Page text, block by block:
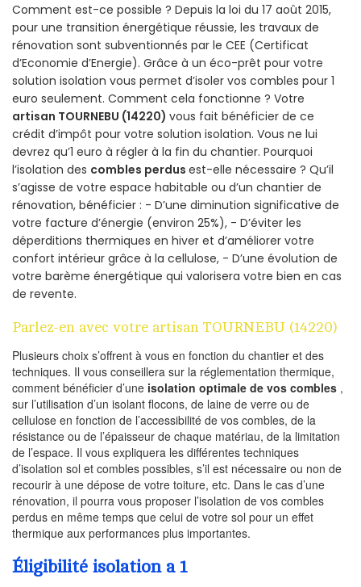
Comment est-ce possible ? Depuis la loi du 17 août 2015,
pour une transition énergétique réussie, les travaux de
rénovation sont subventionnés par le CEE (Certificat
d’Economie d’Energie). Grâce à un éco-prêt pour votre
solution isolation vous permet d’isoler vos combles pour 1
euro seulement. Comment cela fonctionne ? Votre
artisan TOURNEBU (14220) vous fait bénéficier de ce
crédit d’impôt pour votre solution isolation. Vous ne lui
devrez qu’1 euro à régler à la fin du chantier. Pourquoi
l’isolation des combles perdus est-elle nécessaire ? Qu’il
s’agisse de votre espace habitable ou d’un chantier de
rénovation, bénéficier : - D’une diminution significative de
votre facture d’énergie (environ 25%), - D’éviter les
déperditions thermiques en hiver et d’améliorer votre
confort intérieur grâce à la cellulose, - D’une évolution de
votre barème énergétique qui valorisera votre bien en cas
de revente.
Parlez-en avec votre artisan TOURNEBU (14220)
Plusieurs choix s’offrent à vous en fonction du chantier et des
techniques. Il vous conseillera sur la réglementation thermique,
comment bénéficier d’une isolation optimale de vos combles ,
sur l’utilisation d’un isolant flocons, de laine de verre ou de
cellulose en fonction de l’accessibilité de vos combles, de la
résistance ou de l’épaisseur de chaque matériau, de la limitation
de l’espace. Il vous expliquera les différentes techniques
d’isolation sol et combles possibles, s’il est nécessaire ou non de
recourir à une dépose de votre toiture, etc. Dans le cas d’une
rénovation, il pourra vous proposer l’isolation de vos combles
perdus en même temps que celui de votre sol pour un effet
thermique aux performances plus importantes.
Éligibilité isolation a 1